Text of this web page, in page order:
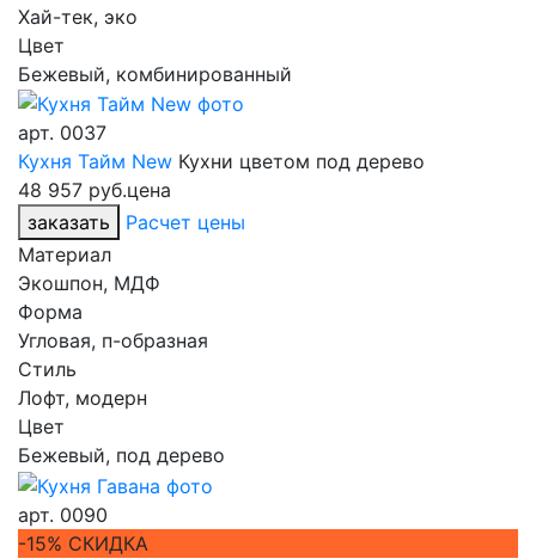
Хай-тек, эко
Цвет
Бежевый, комбинированный
арт. 0037
Кухня Тайм New Кухни цветом под дерево
48 957 руб.цена
заказать
Расчет цены
Материал
Экошпон, МДФ
Форма
Угловая, п-образная
Стиль
Лофт, модерн
Цвет
Бежевый, под дерево
арт. 0090
-15% СКИДКА